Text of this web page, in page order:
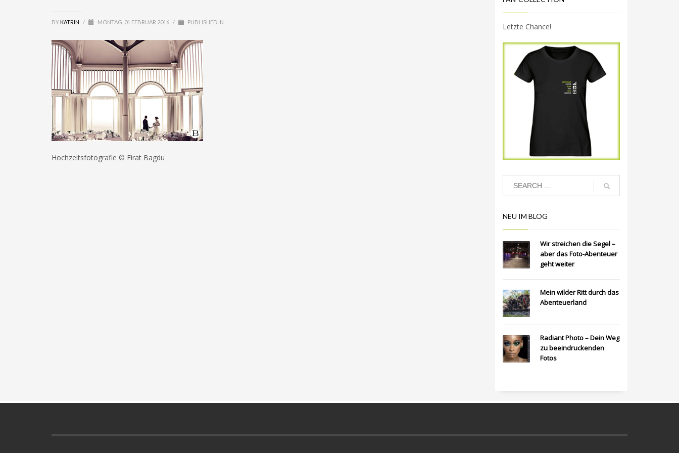
BY KATRIN / MONTAG, 01 FEBRUAR 2016 / PUBLISHED IN
Hochzeitsfotografie © Firat Bagdu
Letzte Chance!
NEU IM BLOG
Wir streichen die Segel –
aber das Foto-Abenteuer
geht weiter
Mein wilder Ritt durch das
Abenteuerland
Radiant Photo – Dein Weg
zu beeindruckenden
Fotos